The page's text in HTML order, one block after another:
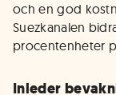
och en god
Suezkanalen
procentenheter
Inleder